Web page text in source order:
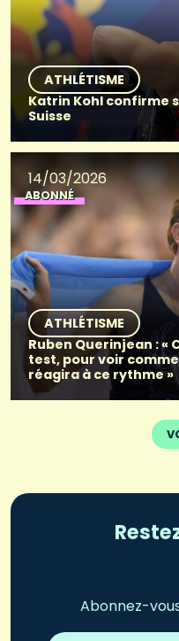
ATHLÉTISME
Katrin Kohl confirme
Suisse
14/03/2026
ABONNÉ
ATHLÉTISME
Ruben Querinjean : «
test, pour voir
réagira à ce rythme »
Abonnez-